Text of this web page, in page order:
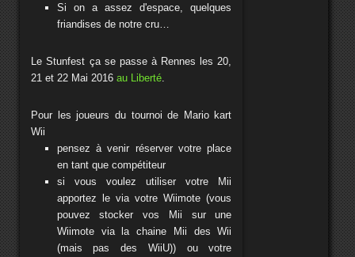
Si on a assez d'espace, quelques
friandises de notre cru…
Le Stunfest ça se passe à Rennes les 20,
21 et 22 Mai 2016au Liberté
Pour les joueurs du tournoi de Mario kart
Wii
pensez à venir réserver votre place
en tant que compétiteur
si vous voulez utiliser votre Mii
apportez le via votre Wiimote (vous
pouvez stocker vos Mii sur une
Wiimote via la chaine Mii des Wii
(mais pas des WiiU)) ou votre